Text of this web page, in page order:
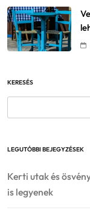
KERESÉS
LEGUTÓBBI BEJEGYZÉSEK
Kerti utak és
is legyenek